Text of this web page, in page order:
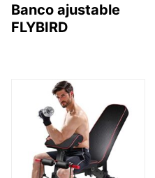
Banco ajustable
FLYBIRD